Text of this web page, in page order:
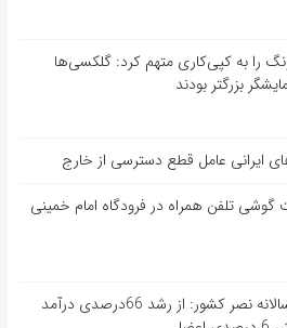
را به کپی‌کاری متهم کرد: گلکسی‌ها
بزرگتر بودند
ایرانی عامل قطع دسترسی از خارج
گوشی تلفن همراه در فرودگاه امام خمینی
گزارش عملکرد سالانه نصر کشور: از رشد 66درصدی درآمد